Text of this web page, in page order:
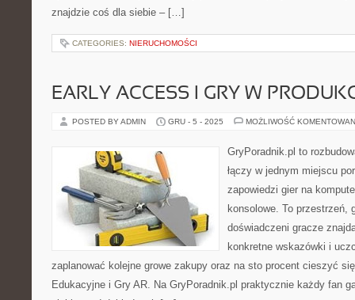
znajdzie coś dla siebie – […]
CATEGORIES: NIERUCHOMOŚCI
EARLY ACCESS I GRY W
POSTED BY ADMIN GRU - 5 - 2025 MOŻLIWOŚĆ
GryPoradnik.pl to
łączy w jednym miejscu
zapowiedzi gier na
konsolowe. To przestrzeń,
doświadczeni gracze
konkretne wskazówki i
zaplanować kolejne growe zakupy oraz na sto procent cieszyć
Edukacyjne i Gry AR. Na GryPoradnik.pl praktycznie każdy fan